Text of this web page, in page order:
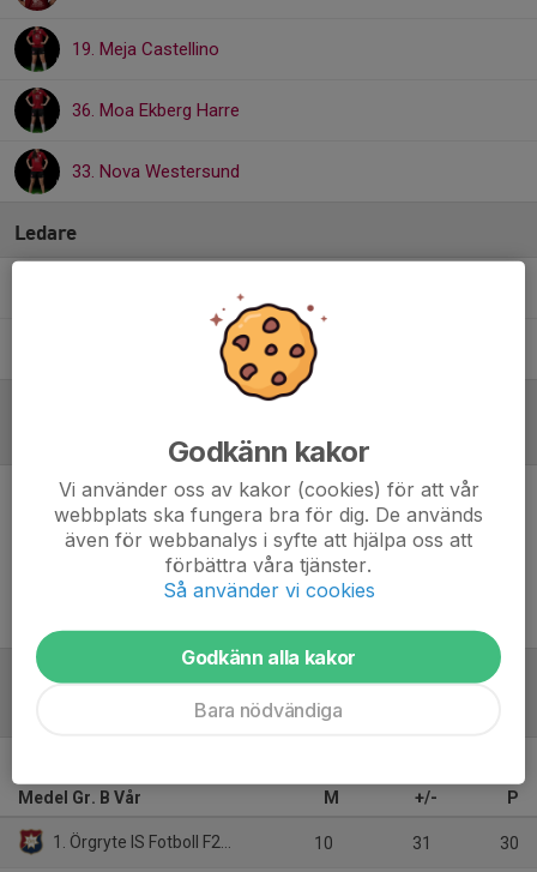
19. Meja Castellino
36. Moa Ekberg Harre
33. Nova Westersund
Ledare
Tränare
Inget referat skrivet
Medel Gr. B Vår
M +/- P
1. Örgryte IS Fotboll F2011 Blå 10 31 30
Godkänn kakor
Vi använder oss av kakor (cookies) för att vår
webbplats ska fungera bra för dig. De används
även för webbanalys i syfte att hjälpa oss att
förbättra våra tjänster.
Så använder vi cookies
Godkänn alla kakor
Bara nödvändiga